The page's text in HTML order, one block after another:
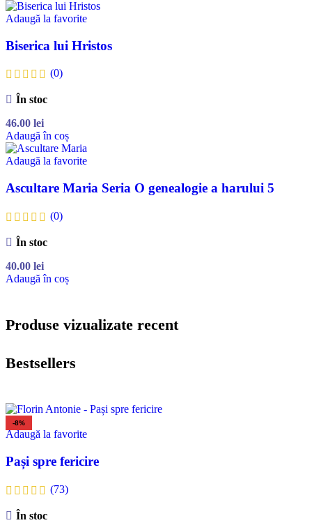
Adaugă la favorite
Biserica lui Hristos
(0)
În stoc
46.00 lei
Adaugă în coș
Adaugă la favorite
Ascultare Maria Seria O genealogie a harului 5
(0)
În stoc
40.00 lei
Adaugă în coș
Produse vizualizate recent
Bestsellers
-8%
Adaugă la favorite
Pași spre fericire
(73)
În stoc